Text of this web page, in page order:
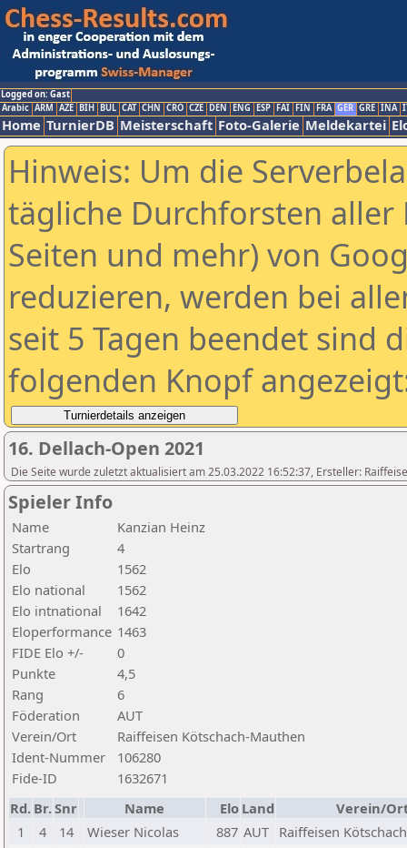
Logged on: Gast
Arabic ARM AZE BIH BUL CAT CHN CRO CZE DEN ENG ESP FAI FIN FRA GER GRE INA
Home TurnierDB Meisterschaft Foto-Galerie Meldekartei
Hinweis: Um die
tägliche Durchforsten aller
Seiten und mehr) von
reduzieren, werden bei
seit 5 Tagen beendet sind
folgenden Knopf
16. Dellach-Open 2021
Die Seite wurde zuletzt aktualisiert am 25.03.2022 16:52:37, Ersteller:
Spieler Info
Name
Kanzian Heinz
Startrang
4
Elo
1562
Elo national
1562
Elo intnational
1642
Eloperformance 1463
FIDE Elo +/-
0
Punkte
4,5
Rang
6
Föderation
AUT
Verein/Ort
Raiffeisen Kötschach-Mauthen
Ident-Nummer
106280
Fide-ID
1632671
Rd. Br.Snr Name Elo Land
Verein/
1
4 14 Wieser Nicolas 887 AUT Raiffeisen